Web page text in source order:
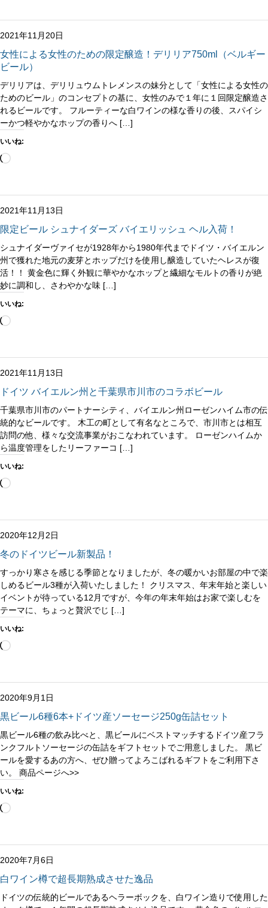
み
中…
2021年11月20日
女性による女性のための限定醸造！デリリア750ml（ベルギー
ビール）
デリリアは、デリリュウムトレメンスの妹分として「女性による女性の
ためのビール」のコンセプトの基に、女性のみで１年に１回限定醸造さ
れるビールです。 フルーティーな白ワインの様な香りの後、スパイシ
ーかつ軽やかなホップの香りへ […]
いいね:
読
み
中…
2021年11月13日
限定ビール シュナイダーズ バイエリッシュ ヘル入荷！
シュナイダーヴァイセが1928年から1980年代までドイツ・バイエルン
州で獲れた地元の麦芽とホップだけを使用し醸造していたヘレスが復
活！！ 黄金色に輝く外観に華やかなホップと繊細なモルトの香りが絶
妙に調和し、さわやかな味 […]
いいね:
読
み
中…
2021年11月13日
ドイツ バイエルン州と千葉県市川市のコラボビール
千葉県市川市のパートナーシティ、バイエルン州ローゼンハイム市の伝
統的なビールです。 木工の町として有名なところで、市川市とは相互
訪問の他、様々な交流事業がおこなわれています。 ローゼンハイムか
ら温度管理をしたリーファーコ […]
いいね:
読
み
中…
2020年12月2日
冬のドイツビール新製品！
すっかり寒さを感じる季節となりましたが、冬の暖かいお部屋の中で楽
しめるビール3種が入荷いたしました！ クリスマス、年末年始と楽しい
イベントが待っている12月ですが、今年の年末年始はお家で楽しむを
テーマに、ちょっと贅沢でじ […]
いいね:
読
み
中…
2020年9月1日
黒ビール6種6本+ドイツ産ソーセージ250g缶詰セット
黒ビール6種の飲み比べと、黒ビールにベストマッチするドイツ産フラ
ンクフルトソーセージの缶詰をギフトセットでご用意しました。 黒ビ
ールを愛するあの方へ、ぜひ贈ってよろこばれるギフトをご利用下さ
い。 商品ページへ>>
いいね:
読
み
中…
2020年7月6日
白ワイン樽で超長期熟成させた逸品
ドイツの伝統的ビールであるヘラーボックを、白ワイン造りで使用した